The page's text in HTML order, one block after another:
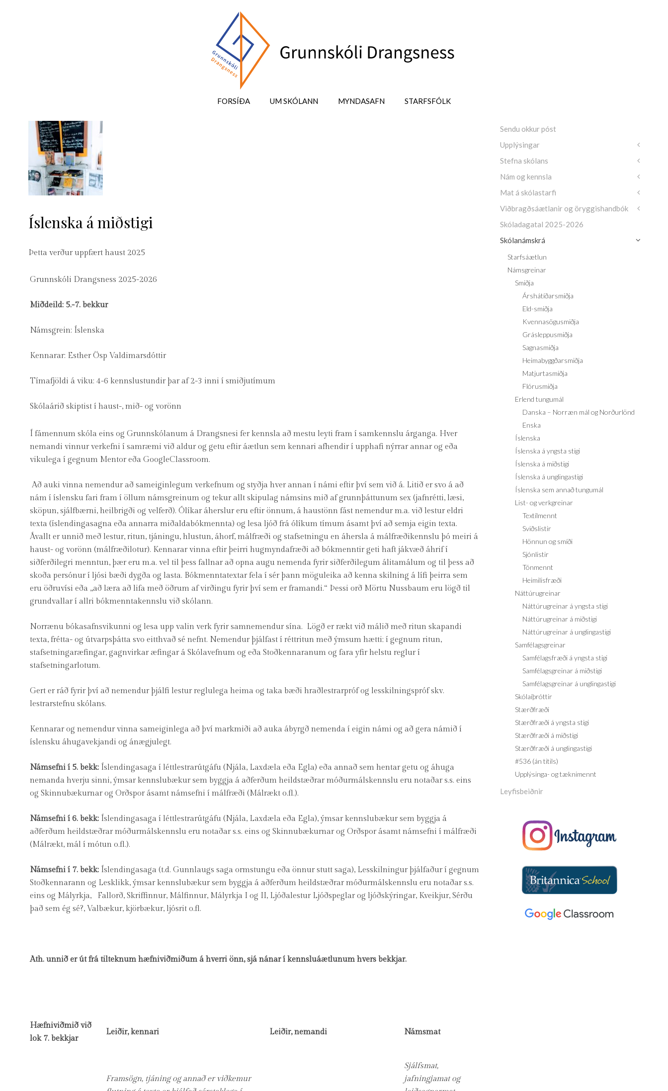
FORSÍÐA UM SKÓLANN MYNDASAFN STARFSFÓLK
Íslenska á miðstigi
Þetta verður uppfært haust 2025
Grunnskóli Drangsness 2025-2026
Miðdeild: 5.-7. bekkur
Námsgrein: Íslenska
Kennarar: Esther Ösp Valdimarsdóttir
Tímafjöldi á viku: 4-6 kennslustundir þar af 2-3 inni í smiðjutímum
Skólaárið skiptist í haust-, mið- og vorönn
Í fámennum skóla eins og Grunnskólanum á Drangsnesi fer kennsla að mestu leyti fram í samkennslu árganga. Hver
nemandi vinnur verkefni í samræmi við aldur og getu eftir áætlun sem kennari afhendir í upphafi nýrrar annar og eða
vikulega í gegnum Mentor eða GoogleClassroom.
Að auki vinna nemendur að sameiginlegum verkefnum og styðja hver annan í námi eftir því sem við á. Litið er svo á að
nám í íslensku fari fram í öllum námsgreinum og tekur allt skipulag námsins mið af grunnþáttunum sex (jafnrétti, læsi,
sköpun, sjálfbærni, heilbrigði og velferð). Ólíkar áherslur eru eftir önnum, á haustönn fást nemendur m.a. við lestur eldri
texta (íslendingasagna eða annarra miðaldabókmennta) og lesa ljóð frá ólíkum tímum ásamt því að semja eigin texta.
Ávallt er unnið með lestur, ritun, tjáningu, hlustun, áhorf, málfræði og stafsetningu en áhersla á málfræðikennslu þó meiri á
haust- og vorönn (málfræðilotur). Kennarar vinna eftir þeirri hugmyndafræði að bókmenntir geti haft jákvæð áhrif í
siðferðilegri menntun, þær eru m.a. vel til þess fallnar að opna augu nemenda fyrir siðferðilegum álitamálum og til þess að
skoða persónur í ljósi bæði dygða og lasta. Bókmenntatextar fela í sér þann möguleika að kenna skilning á lífi þeirra sem
eru öðruvísi eða „að læra að lifa með öðrum af virðingu fyrir því sem er framandi.“ Þessi orð Mörtu Nussbaum eru lögð til
grundvallar í allri bókmenntakennslu við skólann.
Norrænu bókasafnsvikunni og lesa upp valin verk fyrir samnemendur sína. Lögð er rækt við málið með ritun skapandi
texta, frétta- og útvarpsþátta svo eitthvað sé nefnt. Nemendur þjálfast í réttritun með ýmsum hætti; í gegnum ritun,
stafsetningaræfingar, gagnvirkar æfingar á Skólavefnum og eða Stoðkennaranum og fara yfir helstu reglur í
stafsetningarlotum.
Gert er ráð fyrir því að nemendur þjálfi lestur reglulega heima og taka bæði hraðlestrarpróf og lesskilningspróf skv.
lestrarstefnu skólans.
Kennarar og nemendur vinna sameiginlega að því markmiði að auka ábyrgð nemenda í eigin námi og að gera námið í
íslensku áhugavekjandi og ánægjulegt.
Námsefni í 5. bekk: Íslendingasaga í léttlestrarútgáfu (Njála, Laxdæla eða Egla) eða annað sem hentar getu og áhuga
nemanda hverju sinni, ýmsar kennslubækur sem byggja á aðferðum heildstæðrar móðurmálskennslu eru notaðar s.s. eins
og Skinnubækurnar og Orðspor ásamt námsefni í málfræði (Málrækt o.fl.).
Námsefni í 6. bekk: Íslendingasaga í léttlestrarútgáfu (Njála, Laxdæla eða Egla), ýmsar kennslubækur sem byggja á
aðferðum heildstæðrar móðurmálskennslu eru notaðar s.s. eins og Skinnubækurnar og Orðspor ásamt námsefni í málfræði
(Málrækt, mál í mótun o.fl.).
Námsefni í 7. bekk: Íslendingasaga (t.d. Gunnlaugs saga ormstungu eða önnur stutt saga), Lesskilningur þjálfaður í gegnum
Stoðkennarann og Lesklikk, ýmsar kennslubækur sem byggja á aðferðum heildstæðrar móðurmálskennslu eru notaðar s.s.
eins og Mályrkja, Fallorð, Skriffinnur, Málfinnur, Mályrkja I og II, Ljóðalestur Ljóðspeglar og ljóðskýringar, Kveikjur, Sérðu
það sem ég sé?, ​Valbækur, kjörbækur, ljósrit o.fl.
Ath. unnið er út frá tilteknum hæfniviðmiðum á hverri önn, sjá nánar í kennsluáætlunum hvers bekkjar.
Hæfniviðmið við
lok 7. bekkjar
Leiðir, kennari Leiðir, nemandi Námsmat
Framsögn, tjáning og annað er viðkemur
Sjálfsmat,
jafningjamat og
Sendu okkur póst
Upplýsingar
Stefna skólans
Nám og kennsla
Mat á skólastarfi
Viðbragðsáætlanir og öryggishandbók
Skóladagatal 2025-2026
Skólanámskrá
Starfsáætlun
Námsgreinar
Smiðja
Árshátíðarsmiðja
Eld-smiðja
Kvennasögusmiðja
Grásleppusmiðja
Sagnasmiðja
Heimabyggðarsmiðja
Matjurtasmiðja
Flórusmiðja
Erlend tungumál
Danska – Norræn mál og Norðurlönd
Enska
Íslenska
Íslenska á yngsta stigi
Íslenska á miðstigi
Íslenska á unglingastigi
Íslenska sem annað tungumál
List- og verkgreinar
Textílmennt
Sviðslistir
Hönnun og smíði
Sjónlistir
Tónmennt
Heimilisfræði
Náttúrugreinar
Náttúrugreinar á yngsta stigi
Náttúrugreinar á miðstigi
Náttúrugreinar á unglingastigi
Samfélagsgreinar
Samfélagsfræði á yngsta stigi
Samfélagsgreinar á miðstigi
Samfélagsgreinar á unglingastigi
Skólaíþróttir
Stærðfræði
Stærðfræði á yngsta stigi
Stærðfræði á miðstigi
Stærðfræði á unglingastigi
#536 (án titils)
Upplýsinga- og tæknimennt
Leyfisbeiðnir